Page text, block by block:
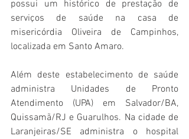
possui um histórico de prestação de
serviços de saúde na casa de
misericórdia Oliveira de Campinhos,
localizada em Santo Amaro.
Além deste estabelecimento de saúde
administra Unidades de Pronto
Atendimento (UPA) em Salvador/BA,
Quissamã/RJ e Guarulhos. Na cidade de
Laranjeiras/SE administra o hospital